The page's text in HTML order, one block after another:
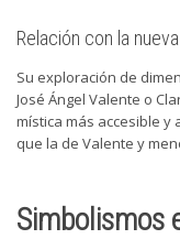
Relación con la
Su exploración de
José Ángel Valente o
mística más accesible y
que la de Valente y
Simbolismos